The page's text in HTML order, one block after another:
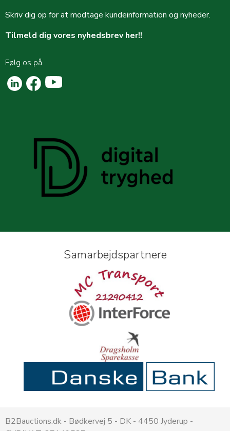
Skriv dig op for at modtage kundeinformation og nyheder.
Tilmeld dig vores nyhedsbrev her!!
Følg os på
Samarbejdspartnere
B2Bauctions.dk - Bødkervej 5 - DK - 4450 Jyderup -